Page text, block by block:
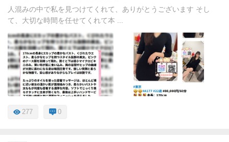
人混みの中で私を見つけてくれて、ありがとうございます そし
て、大切な時間を任せてくれて本 ...
277 0